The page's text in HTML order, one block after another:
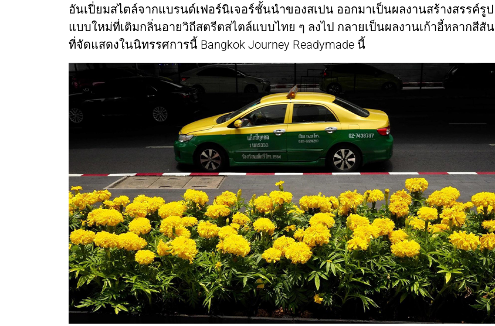
อันเปี่ยมสไตล์จากแบรนด์เฟอร์นิเจอร์ชั้นนำของสเปน ออกมาเป็นผลงานสร้างสรรค์รูป
แบบใหม่ที่เติมกลิ่นอายวิถีสตรีตสไตล์แบบไทย ๆ ลงไป กลายเป็นผลงานเก้าอี้หลากสีสัน
ที่จัดแสดงในนิทรรศการนี้ Bangkok Journey Readymade นี้